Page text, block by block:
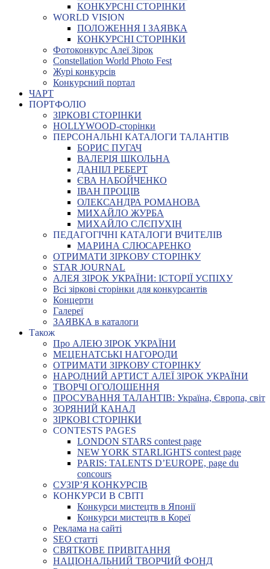
КОНКУРСНІ СТОРІНКИ
WORLD VISION
ПОЛОЖЕННЯ І ЗАЯВКА
КОНКУРСНІ СТОРІНКИ
Фотоконкурс Алеї Зірок
Constellation World Photo Fest
Журі конкурсів
Конкурсний портал
ЧАРТ
ПОРТФОЛІО
ЗІРКОВІ СТОРІНКИ
HOLLYWOOD-сторінки
ПЕРСОНАЛЬНІ КАТАЛОГИ ТАЛАНТІВ
БОРИС ПУГАЧ
ВАЛЕРІЯ ШКОЛЬНА
ДАНІІЛ РЕБЕРТ
ЄВА НАБОЙЧЕНКО
ІВАН ПРОЦІВ
ОЛЕКСАНДРА РОМАНОВА
МИХАЙЛО ЖУРБА
МИХАЙЛО СЛЄПУХІН
ПЕДАГОГІЧНІ КАТАЛОГИ ВЧИТЕЛІВ
МАРИНА СЛЮСАРЕНКО
ОТРИМАТИ ЗІРКОВУ СТОРІНКУ
STAR JOURNAL
АЛЕЯ ЗІРОК УКРАЇНИ: ІСТОРІЇ УСПІХУ
Всі зіркові сторінки для конкурсантів
Концерти
Галереї
ЗАЯВКА в каталоги
Також
Про АЛЕЮ ЗІРОК УКРАЇНИ
МЕЦЕНАТСЬКІ НАГОРОДИ
ОТРИМАТИ ЗІРКОВУ СТОРІНКУ
НАРОДНИЙ АРТИСТ АЛЕЇ ЗІРОК УКРАЇНИ
ТВОРЧІ ОГОЛОШЕННЯ
ПРОСУВАННЯ ТАЛАНТІВ: Україна, Європа, світ
ЗОРЯНИЙ КАНАЛ
ЗІРКОВІ СТОРІНКИ
CONTESTS PAGES
LONDON STARS contest page
NEW YORK STARLIGHTS contest page
PARIS: TALENTS D’EUROPE, page du
concours
СУЗІР’Я КОНКУРСІВ
КОНКУРСИ В СВІТІ
Конкурси мистецтв в Японії
Конкурси мистецтв в Кореї
Реклама на сайті
SEO статті
СВЯТКОВЕ ПРИВІТАННЯ
НАЦІОНАЛЬНИЙ ТВОРЧИЙ ФОНД